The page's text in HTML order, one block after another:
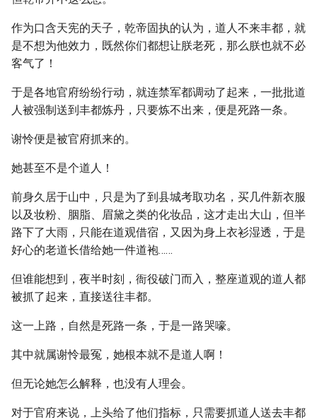
作为口含天宪的天子，乾帝固执的认为，道人不来丰都，就
是不想为他效力，既然你们都想让朕老死，那么朕也就不必
客气了！
于是各地官府纷纷行动，就连禁军都调动了起来，一批批道
人被强制送到丰都炼丹，只要炼不出来，便是死路一条。
谢怜便是被官府抓来的。
她甚至不是个道人！
前身久居于山中，只是为了到县城考取功名，买几件新衣服
以及妆粉、胭脂、眉黛之类的化妆品，这才走出大山，但半
路下了大雨，只能在道观借宿，又因为身上衣衫湿透，于是
好心的老道长借给她一件道袍……
但谁能想到，夜半时刻，衙役破门而入，整座道观的道人都
被抓了起来，直接送往丰都。
这一上路，自然是死路一条，于是一路哭嚎。
其中就属谢怜最冤，她根本就不是道人啊！
但无论她怎么解释，也没有人理会。
对于官府来说，上头给了他们指标，只需要抓道人送去丰都